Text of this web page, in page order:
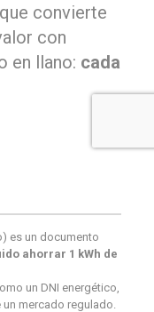
convierte
con
en llano: cada
es un documento
ahorrar 1 kWh de
un DNI energético,
mercado regulado.